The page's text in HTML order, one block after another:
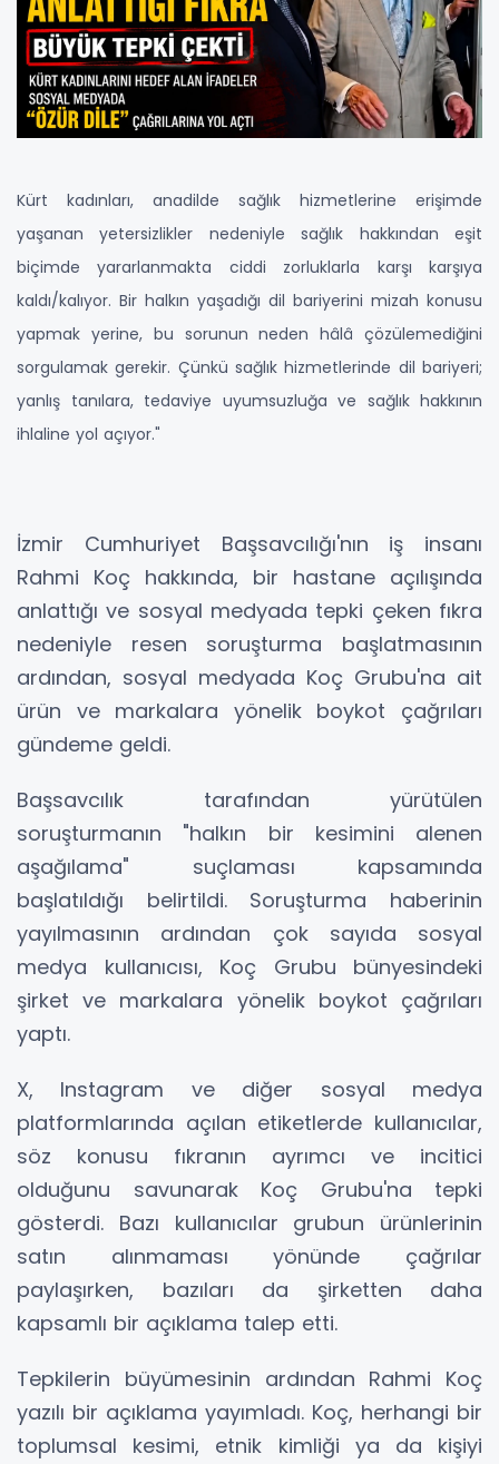
Kürt kadınları, anadilde sağlık hizmetlerine erişimde
yaşanan yetersizlikler nedeniyle sağlık hakkından eşit
biçimde yararlanmakta ciddi zorluklarla karşı karşıya
kaldı/kalıyor. Bir halkın yaşadığı dil bariyerini mizah konusu
yapmak yerine, bu sorunun neden hâlâ çözülemediğini
sorgulamak gerekir. Çünkü sağlık hizmetlerinde dil bariyeri;
yanlış tanılara, tedaviye uyumsuzluğa ve sağlık hakkının
ihlaline yol açıyor."
İzmir Cumhuriyet Başsavcılığı'nın iş insanı
Rahmi Koç hakkında, bir hastane açılışında
anlattığı ve sosyal medyada tepki çeken fıkra
nedeniyle resen soruşturma başlatmasının
ardından, sosyal medyada Koç Grubu'na ait
ürün ve markalara yönelik boykot çağrıları
gündeme geldi.
Başsavcılık tarafından yürütülen
soruşturmanın "halkın bir kesimini alenen
aşağılama" suçlaması kapsamında
başlatıldığı belirtildi. Soruşturma haberinin
yayılmasının ardından çok sayıda sosyal
medya kullanıcısı, Koç Grubu bünyesindeki
şirket ve markalara yönelik boykot çağrıları
yaptı.
X, Instagram ve diğer sosyal medya
platformlarında açılan etiketlerde kullanıcılar,
söz konusu fıkranın ayrımcı ve incitici
olduğunu savunarak Koç Grubu'na tepki
gösterdi. Bazı kullanıcılar grubun ürünlerinin
satın alınmaması yönünde çağrılar
paylaşırken, bazıları da şirketten daha
kapsamlı bir açıklama talep etti.
Tepkilerin büyümesinin ardından Rahmi Koç
yazılı bir açıklama yayımladı. Koç, herhangi bir
toplumsal kesimi, etnik kimliği ya da kişiyi